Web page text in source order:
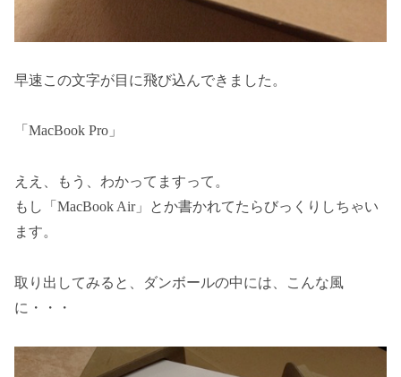
早速この文字が目に飛び込んできました。
「MacBook Pro」
ええ、もう、わかってますって。
もし「MacBook Air」とか書かれてたらびっくりしちゃい
ます。
取り出してみると、ダンボールの中には、こんな風
に・・・